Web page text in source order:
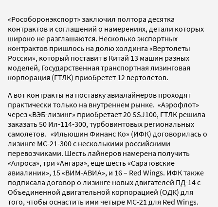
«Рособоронэкспорт» заключил полтора десятка
контрактов и соглашений о намерениях, детали которых
широко не разглашаются. Несколько экспортных
контрактов пришлось на долю холдинга «Вертолеты
России», который поставит в Китай 13 машин разных
моделей, Государственная транспортная лизинговая
корпорация (ГТЛК) приобретет 12 вертолетов.
А вот контракты на поставку авиалайнеров проходят
практически только на внутреннем рынке. «Аэрофлот»
через «ВЭБ-лизинг» приобретает 20 SSJ100, ГТЛК решила
заказать 50 Ил-114-300, турбовинтовых региональных
самолетов. «Ильюшин Финанс Ко» (ИФК) договорилась о
лизинге МС-21-300 с несколькими российскими
перевозчиками. Шесть лайнеров намерена получить
«Алроса», три «Ангара», еще шесть «Саратовские
авиалинии», 15 «ВИМ-АВИА», и 16 – Red Wings. ИФК также
подписала договор о лизинге новых двигателей ПД-14 с
Объединенной двигательной корпорацией (ОДК) для
того, чтобы оснастить ими четыре МС-21 для Red Wings.